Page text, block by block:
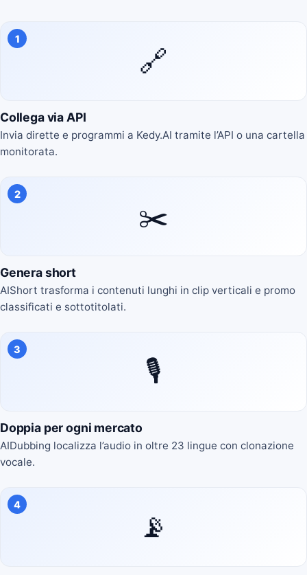
🔗
1
Collega via API
Invia dirette e programmi a Kedy.AI tramite l’API o una cartella
monitorata.
✂️
2
Genera short
AIShort trasforma i contenuti lunghi in clip verticali e promo
classificati e sottotitolati.
🎙️
3
Doppia per ogni mercato
AIDubbing localizza l’audio in oltre 23 lingue con clonazione
vocale.
📡
4